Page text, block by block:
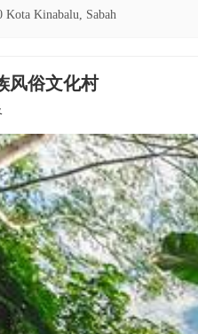
Kota Kinabalu, Sabah
风俗文化村